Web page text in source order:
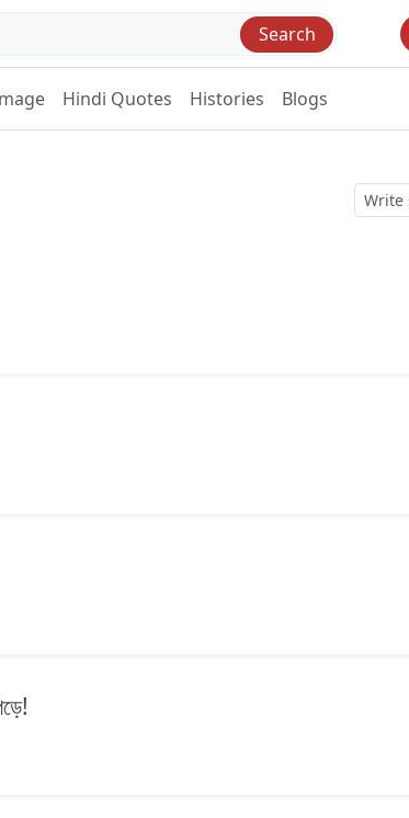
Search
Hindi Quotes Histories Blogs